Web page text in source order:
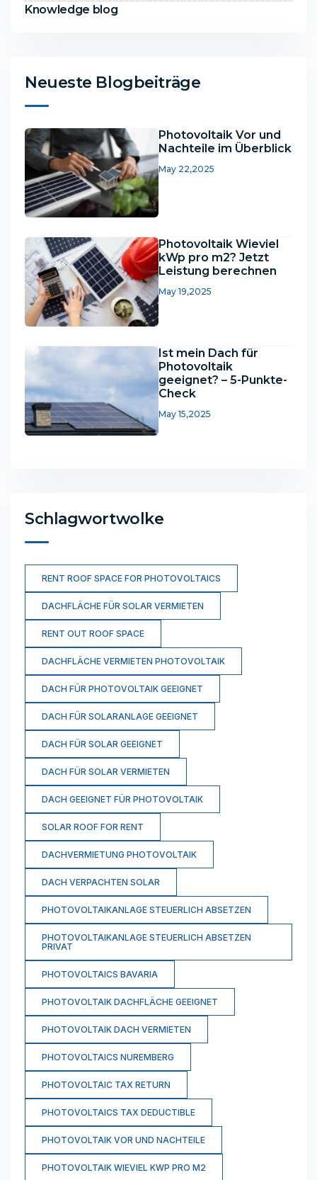
Knowledge blog
Neueste Blogbeiträge
Photovoltaik Vor und
Nachteile im Überblick
May 22,2025
Photovoltaik Wieviel
kWp pro m2? Jetzt
Leistung berechnen
May 19,2025
Ist mein Dach für
Photovoltaik
geeignet? – 5-Punkte-
Check
May 15,2025
Schlagwortwolke
RENT ROOF SPACE FOR PHOTOVOLTAICS
DACHFLÄCHE FÜR SOLAR VERMIETEN
RENT OUT ROOF SPACE
DACHFLÄCHE VERMIETEN PHOTOVOLTAIK
DACH FÜR PHOTOVOLTAIK GEEIGNET
DACH FÜR SOLARANLAGE GEEIGNET
DACH FÜR SOLAR GEEIGNET
DACH FÜR SOLAR VERMIETEN
DACH GEEIGNET FÜR PHOTOVOLTAIK
SOLAR ROOF FOR RENT
DACHVERMIETUNG PHOTOVOLTAIK
DACH VERPACHTEN SOLAR
PHOTOVOLTAIKANLAGE STEUERLICH ABSETZEN
PHOTOVOLTAIKANLAGE STEUERLICH ABSETZEN
PRIVAT
PHOTOVOLTAICS BAVARIA
PHOTOVOLTAIK DACHFLÄCHE GEEIGNET
PHOTOVOLTAIK DACH VERMIETEN
PHOTOVOLTAICS NUREMBERG
PHOTOVOLTAIC TAX RETURN
PHOTOVOLTAICS TAX DEDUCTIBLE
PHOTOVOLTAIK VOR UND NACHTEILE
PHOTOVOLTAIK WIEVIEL KWP PRO M2